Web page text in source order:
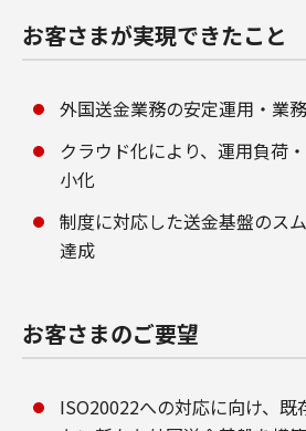
お客さまが実現できたこと
外国送金業務の安定運用・業
クラウド化により、運用負荷
小化
制度に対応した送金基盤のス
達成
お客さまのご要望
ISO20022への対応に向け、既